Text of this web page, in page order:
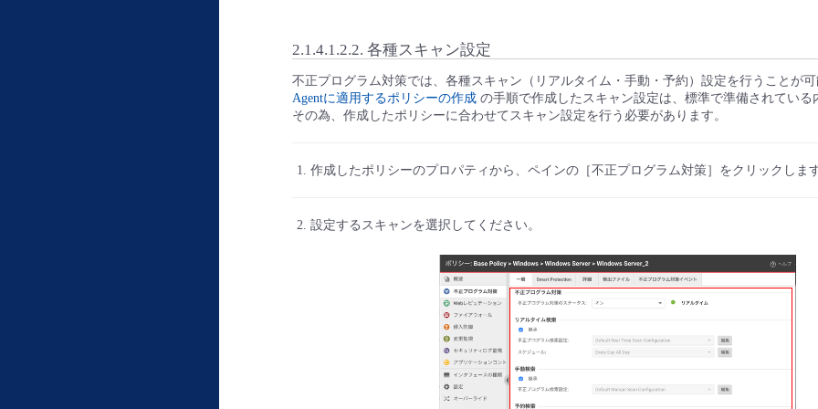
2.1.4.1.2.2. 各種スキャン設定
不正プログラム対策では、各種スキャン（リアルタイム・手動・予約）設定を行うことが可
Agentに適用するポリシーの作成 の手順で作成したスキャン設定は、標準で準備されている
その為、作成したポリシーに合わせてスキャン設定を行う必要があります。
作成したポリシーのプロパティから、ペインの［不正プログラム対策］をクリックします
設定するスキャンを選択してください。